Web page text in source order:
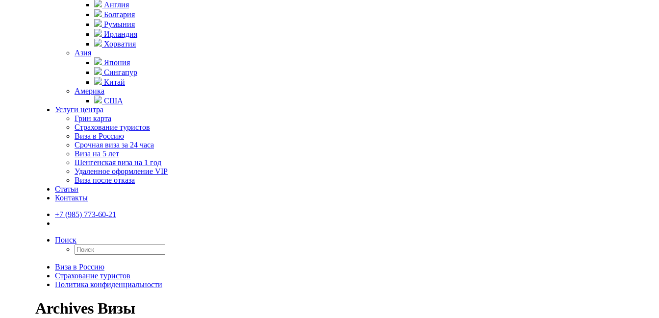
Англия
Болгария
Румыния
Ирландия
Хорватия
Азия
Япония
Сингапур
Китай
Америка
США
Услуги центра
Грин карта
Страхование туристов
Виза в Россию
Срочная виза за 24 часа
Виза на 5 лет
Шенгенская виза на 1 год
Удаленное оформление VIP
Виза после отказа
Статьи
Контакты
+7 (985) 773-60-21
Поиск
Виза в Россию
Страхование туристов
Политика конфиденциальности
Archives Визы